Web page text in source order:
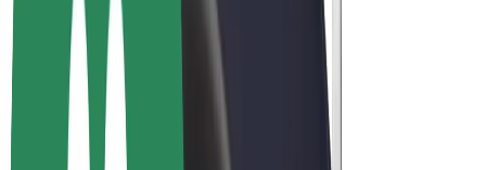
Bolt Drive
Bolt for Business
จักรยานไฟฟ้า
Bolt Plus